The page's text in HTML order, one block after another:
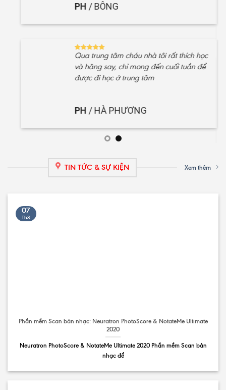
PH/ BÔNG
Qua trung tâm cháu nhà tôi rất thích học
và hăng say, chỉ mong đến cuối tuần để
được đi học ở trung tâm
PH/ HÀ PHƯƠNG
TIN TỨC & SỰ KIỆN Xem thêm
Phần mềm Scan bản nhạc: Neuratron PhotoScore & NotateMe Ultimate
2020
Neuratron PhotoScore & NotateMe Ultimate 2020 Phần mềm Scan bản
nhạc để
07
Th3